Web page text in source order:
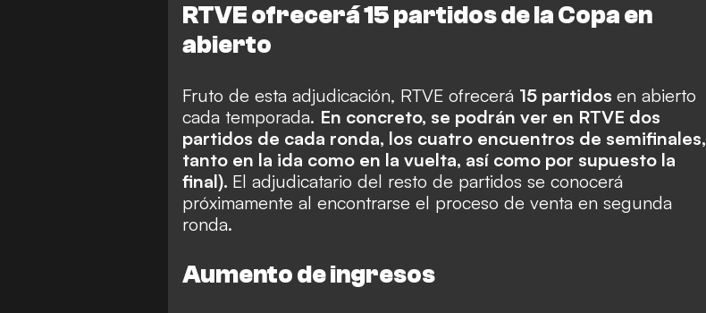
RTVE ofrecerá 15 partidos de la Copa en
abierto
Fruto de esta adjudicación, RTVE ofrecerá 15 partidos en abierto
cada temporada. En concreto, se podrán ver en RTVE dos
partidos de cada ronda, los cuatro encuentros de semifinales,
tanto en la ida como en la vuelta, así como por supuesto la
final). El adjudicatario del resto de partidos se conocerá
próximamente al encontrarse el proceso de venta en segunda
ronda.
Aumento de ingresos